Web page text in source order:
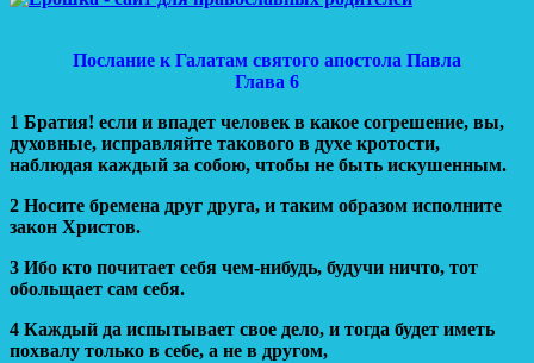
Послание к Галатам святого апостола Павла
Глава 6
1 Братия! если и впадет человек в какое согрешение, вы,
духовные, исправляйте такового в духе кротости,
наблюдая каждый за собою, чтобы не быть искушенным.
2 Носите бремена друг друга, и таким образом исполните
закон Христов.
3 Ибо кто почитает себя чем-нибудь, будучи ничто, тот
обольщает сам себя.
4 Каждый да испытывает свое дело, и тогда будет иметь
похвалу только в себе, а не в другом,